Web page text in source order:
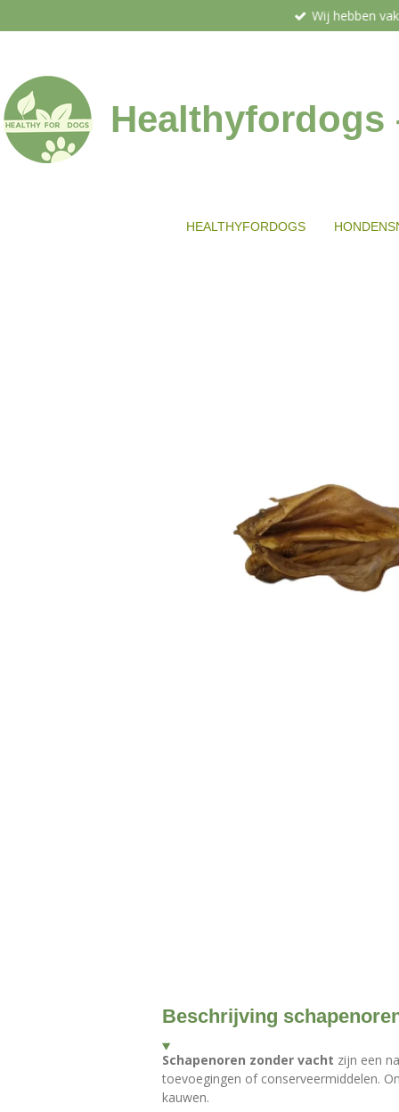
direct
hoofdinhoud
Wij hebben
Healthyfordogs
HEALTHYFORDOGS
Beschrijving
Schapenoren zonder vacht zijn een
toevoegingen of conserveermiddelen.
kauwen.